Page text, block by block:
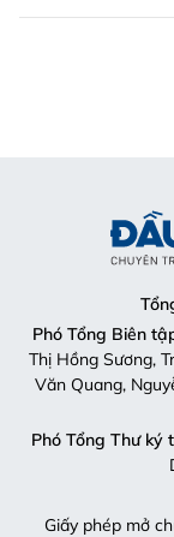
Phó Tổng Biên
Thị Hồng Sương,
Văn Quang,
Phó Tổng Thư ký
Giấy phép mở